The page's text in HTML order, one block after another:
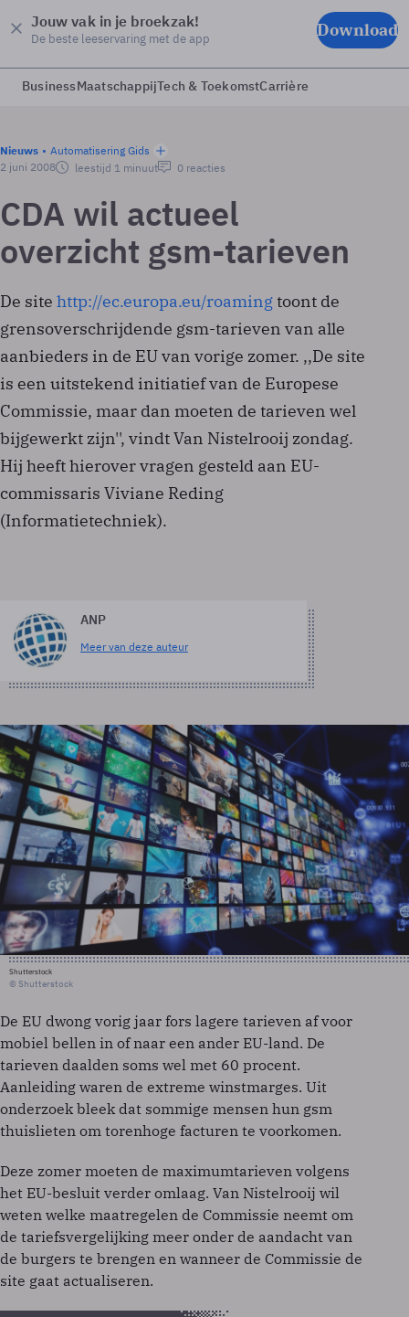
Jouw vak in je broekzak!
De beste leeservaring met de app Download
BusinessMaatschappijTech & ToekomstCarrière
Nieuws
Automatisering Gids
2 juni 2008
leestijd 1 minuut 0 reacties
CDA wil actueel
overzicht gsm-tarieven
De site http://ec.europa.eu/roamingtoont de
grensoverschrijdende gsm-tarieven van alle
aanbieders in de EU van vorige zomer. ,,De site
is een uitstekend initiatief van de Europese
Commissie, maar dan moeten de tarieven wel
bijgewerkt zijn'', vindt Van Nistelrooij zondag.
Hij heeft hierover vragen gesteld aan EU-
commissaris Viviane Reding
(Informatietechniek).
ANP
Meer van deze auteur
Shutterstock
© Shutterstock
De EU dwong vorig jaar fors lagere tarieven af voor
mobiel bellen in of naar een ander EU-land. De
tarieven daalden soms wel met 60 procent.
Aanleiding waren de extreme winstmarges. Uit
onderzoek bleek dat sommige mensen hun gsm
thuislieten om torenhoge facturen te voorkomen.
Deze zomer moeten de maximumtarieven volgens
het EU-besluit verder omlaag. Van Nistelrooij wil
weten welke maatregelen de Commissie neemt om
de tariefsvergelijking meer onder de aandacht van
de burgers te brengen en wanneer de Commissie de
site gaat actualiseren.